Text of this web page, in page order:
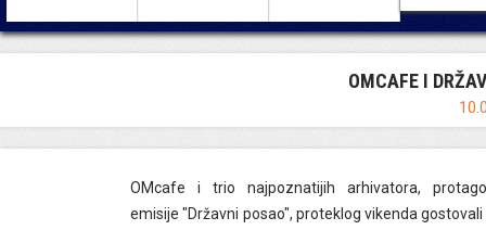
OMCAFE I
OMcafe i trio najpoznatijih arhivatora,
emisije "Državni posao", proteklog vikenda gostovali